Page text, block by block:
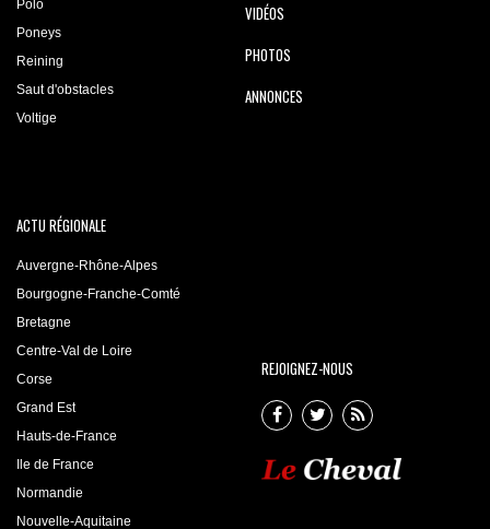
Polo
Poneys
Reining
Saut d'obstacles
Voltige
VIDÉOS
PHOTOS
ANNONCES
ACTU RÉGIONALE
Auvergne-Rhône-Alpes
Bourgogne-Franche-Comté
Bretagne
Centre-Val de Loire
Corse
Grand Est
Hauts-de-France
Ile de France
Normandie
Nouvelle-Aquitaine
REJOIGNEZ-NOUS